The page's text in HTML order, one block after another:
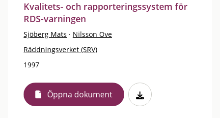
Kvalitets- och rapporteringssystem för
RDS-varningen
Sjöberg Mats · Nilsson Ove
Räddningsverket (SRV)
1997
Öppna dokument